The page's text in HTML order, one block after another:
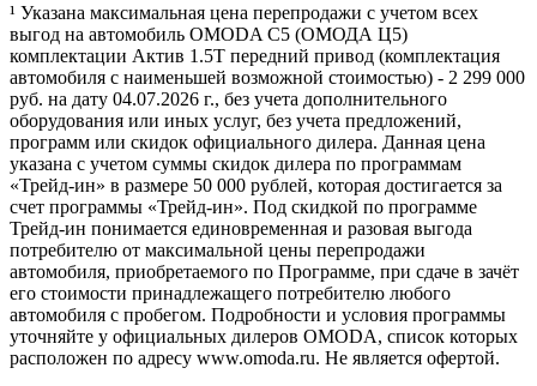
¹ Указана максимальная цена перепродажи с учетом всех
выгод на автомобиль OMODA C5 (ОМОДА Ц5)
комплектации Актив 1.5Т передний привод (комплектация
автомобиля с наименьшей возможной стоимостью) - 2 299 000
руб. на дату 04.07.2026 г., без учета дополнительного
оборудования или иных услуг, без учета предложений,
программ или скидок официального дилера. Данная цена
указана с учетом суммы скидок дилера по программам
«Трейд-ин» в размере 50 000 рублей, которая достигается за
счет программы «Трейд-ин». Под скидкой по программе
Трейд-ин понимается единовременная и разовая выгода
потребителю от максимальной цены перепродажи
автомобиля, приобретаемого по Программе, при сдаче в зачёт
его стоимости принадлежащего потребителю любого
автомобиля с пробегом. Подробности и условия программы
уточняйте у официальных дилеров OMODA, список которых
расположен по адресу www.omoda.ru. Не является офертой.